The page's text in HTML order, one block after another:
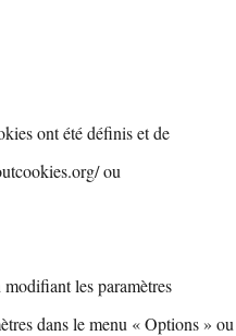
ont été définis et de
ou
les paramètres
dans le menu « Options » ou